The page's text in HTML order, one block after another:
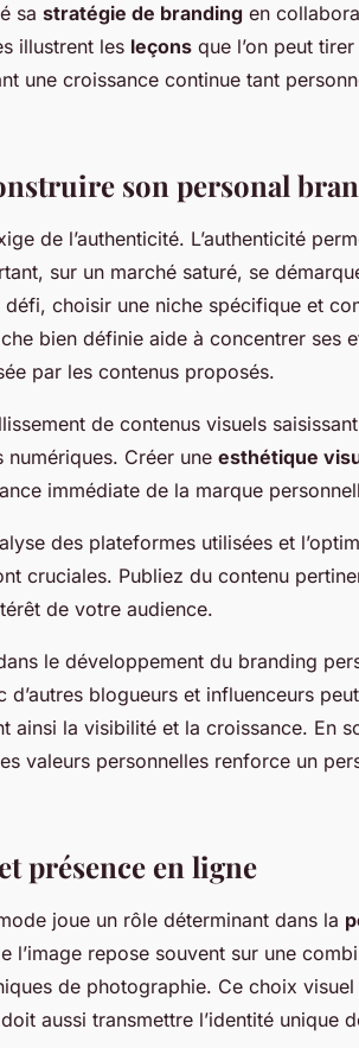
sa stratégie de branding en
illustrent les leçons que l’on peut
une croissance continue tant
son personal
de l’authenticité. L’authenticité
sur un marché saturé, se
choisir une niche spécifique et
bien définie aide à concentrer ses
par les contenus proposés.
de contenus visuels
numériques. Créer une esthétique
immédiate de la marque
des plateformes utilisées et
cruciales. Publiez du contenu
de votre audience.
le développement du branding
blogueurs et influenceurs
ainsi la visibilité et la croissance. En
valeurs personnelles renforce un
présence en ligne
joue un rôle déterminant dans la
l’image repose souvent sur une
de photographie. Ce choix
aussi transmettre l’identité unique